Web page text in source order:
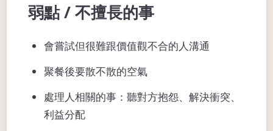
弱點 / 不擅長的事
會嘗試但很難跟價值觀不合的人溝通
聚餐後要散不散的空氣
處理人相關的事：聽對方抱怨、解決衝突、
利益分配